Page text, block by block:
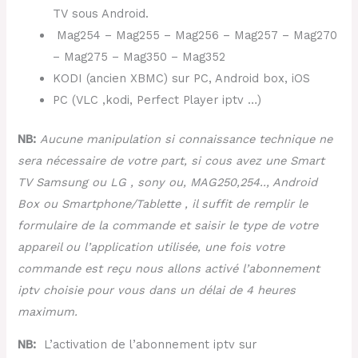
TV sous Android.
Mag254 – Mag255 – Mag256 – Mag257 – Mag270
– Mag275 – Mag350 – Mag352
KODI (ancien XBMC) sur PC, Android box, iOS
PC (VLC ,kodi, Perfect Player iptv …)
NB: Aucune manipulation si connaissance technique ne
sera nécessaire de votre part, si cous avez une Smart
TV Samsung ou LG , sony ou, MAG250,254.., Android
Box ou Smartphone/Tablette , il suffit de remplir le
formulaire de la commande et saisir le type de votre
appareil ou l’application utilisée, une fois votre
commande est reçu nous allons activé l’abonnement
iptv choisie pour vous dans un délai de 4 heures
maximum.
NB: L’activation de l’abonnement iptv sur